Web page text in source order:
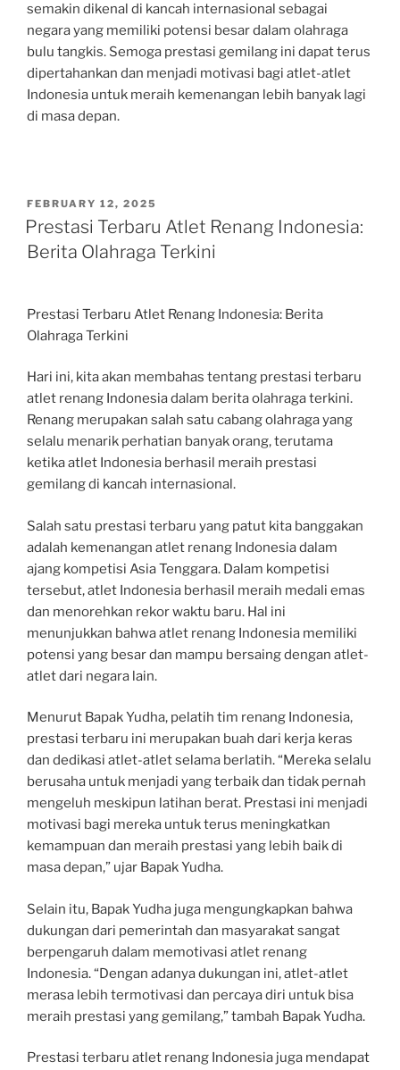
semakin dikenal di kancah internasional sebagai
negara yang memiliki potensi besar dalam olahraga
bulu tangkis. Semoga prestasi gemilang ini dapat terus
dipertahankan dan menjadi motivasi bagi atlet-atlet
Indonesia untuk meraih kemenangan lebih banyak lagi
di masa depan.
POSTED
ON
FEBRUARY 12, 2025
Prestasi Terbaru Atlet Renang Indonesia:
Berita Olahraga Terkini
Prestasi Terbaru Atlet Renang Indonesia: Berita
Olahraga Terkini
Hari ini, kita akan membahas tentang prestasi terbaru
atlet renang Indonesia dalam berita olahraga terkini.
Renang merupakan salah satu cabang olahraga yang
selalu menarik perhatian banyak orang, terutama
ketika atlet Indonesia berhasil meraih prestasi
gemilang di kancah internasional.
Salah satu prestasi terbaru yang patut kita banggakan
adalah kemenangan atlet renang Indonesia dalam
ajang kompetisi Asia Tenggara. Dalam kompetisi
tersebut, atlet Indonesia berhasil meraih medali emas
dan menorehkan rekor waktu baru. Hal ini
menunjukkan bahwa atlet renang Indonesia memiliki
potensi yang besar dan mampu bersaing dengan atlet-
atlet dari negara lain.
Menurut Bapak Yudha, pelatih tim renang Indonesia,
prestasi terbaru ini merupakan buah dari kerja keras
dan dedikasi atlet-atlet selama berlatih. “Mereka selalu
berusaha untuk menjadi yang terbaik dan tidak pernah
mengeluh meskipun latihan berat. Prestasi ini menjadi
motivasi bagi mereka untuk terus meningkatkan
kemampuan dan meraih prestasi yang lebih baik di
masa depan,” ujar Bapak Yudha.
Selain itu, Bapak Yudha juga mengungkapkan bahwa
dukungan dari pemerintah dan masyarakat sangat
berpengaruh dalam memotivasi atlet renang
Indonesia. “Dengan adanya dukungan ini, atlet-atlet
merasa lebih termotivasi dan percaya diri untuk bisa
meraih prestasi yang gemilang,” tambah Bapak Yudha.
Prestasi terbaru atlet renang Indonesia juga mendapat